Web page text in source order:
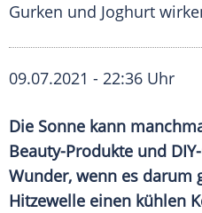
Gurken und Joghurt
09.07.2021 - 22:36 Uhr
Die Sonne kann
Beauty-Produkte und
Wunder, wenn es darum
Hitzewelle einen kühlen